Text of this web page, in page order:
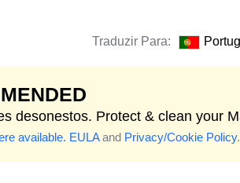
Traduzir Para:
desonestos. Protect & clean your
available. EULAand Privacy/Cookie Policy.